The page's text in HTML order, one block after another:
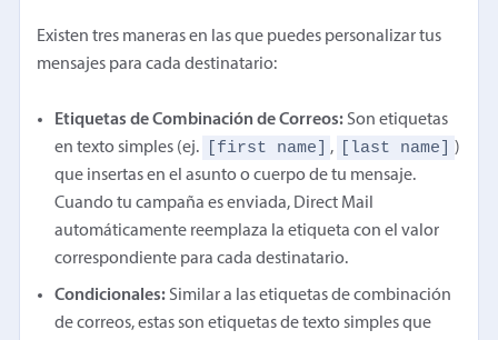
Existen tres maneras en las que puedes personalizar tus
mensajes para cada destinatario:
Etiquetas de Combinación de Correos: Son etiquetas
en texto simples (ej.
[first name] , [last name] )
que insertas en el asunto o cuerpo de tu mensaje.
Cuando tu campaña es enviada, Direct Mail
automáticamente reemplaza la etiqueta con el valor
correspondiente para cada destinatario.
Condicionales: Similar a las etiquetas de combinación
de correos, estas son etiquetas de texto simples que